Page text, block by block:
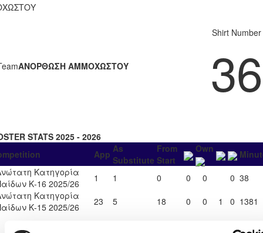
ΑΝΟΡΘΩΣΗ ΑΜΜΟΧΩΣΤΟΥ
Shirt Number
36
STATS 2025 - 2026
App As
Substitute
From
Start
Own
Κατηγορία
Κ-16 2025/26
1 1 0 0 0 0 38
Κατηγορία
Κ-15 2025/26
23 5 18 0 0 1 0 1381